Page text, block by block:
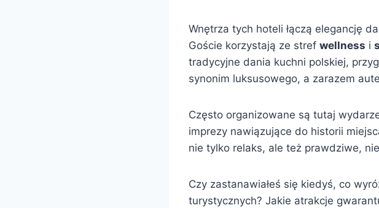
Wnętrza tych hoteli łączą elegancję
Goście korzystają ze stref wellness i
tradycyjne dania kuchni polskiej,
synonim luksusowego, a zarazem
Często organizowane są tutaj
imprezy nawiązujące do historii
nie tylko relaks, ale też prawdziwe,
Czy zastanawiałeś się kiedyś, co
turystycznych? Jakie atrakcje